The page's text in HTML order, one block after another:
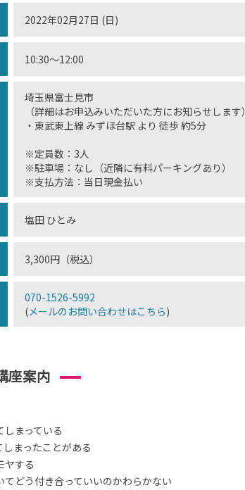
2022年02月27日 (日)
10:30〜12:00
埼玉県富士見市
（詳細はお申込みいただいた方にお知らせします）
・東武東上線 みずほ台駅 より 徒歩 約5分
※定員数：3人
※駐車場：なし（近隣に有料パーキングあり）
※支払方法：当日現金払い
塩田 ひとみ
3,300円（税込）
070-1526-5992
(メールのお問い合わせはこちら)
座案内
まっている
まったことがある
ヤする
てどう付き合っていいのかわらかない